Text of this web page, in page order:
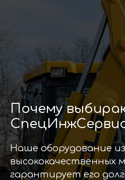
Почему
Наше оборудование
высококачественных
гарантирует его